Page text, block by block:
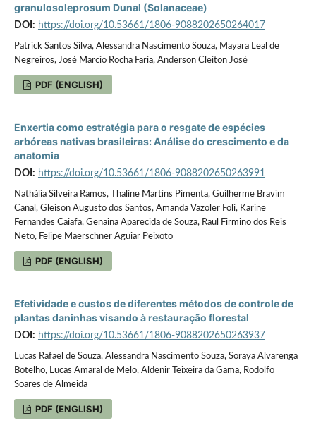
granulosoleprosum Dunal (Solanaceae)
DOI: https://doi.org/10.53661/1806-9088202650264017
Patrick Santos Silva, Alessandra Nascimento Souza, Mayara Leal de
Negreiros, José Marcio Rocha Faria, Anderson Cleiton José
PDF (ENGLISH)
Enxertia como estratégia para o resgate de espécies
arbóreas nativas brasileiras: Análise do crescimento e da
anatomia
DOI: https://doi.org/10.53661/1806-9088202650263991
Nathália Silveira Ramos, Thaline Martins Pimenta, Guilherme Bravim
Canal, Gleison Augusto dos Santos, Amanda Vazoler Foli, Karine
Fernandes Caiafa, Genaina Aparecida de Souza, Raul Firmino dos Reis
Neto, Felipe Maerschner Aguiar Peixoto
PDF (ENGLISH)
Efetividade e custos de diferentes métodos de controle de
plantas daninhas visando à restauração florestal
DOI: https://doi.org/10.53661/1806-9088202650263937
Lucas Rafael de Souza, Alessandra Nascimento Souza, Soraya Alvarenga
Botelho, Lucas Amaral de Melo, Aldenir Teixeira da Gama, Rodolfo
Soares de Almeida
PDF (ENGLISH)